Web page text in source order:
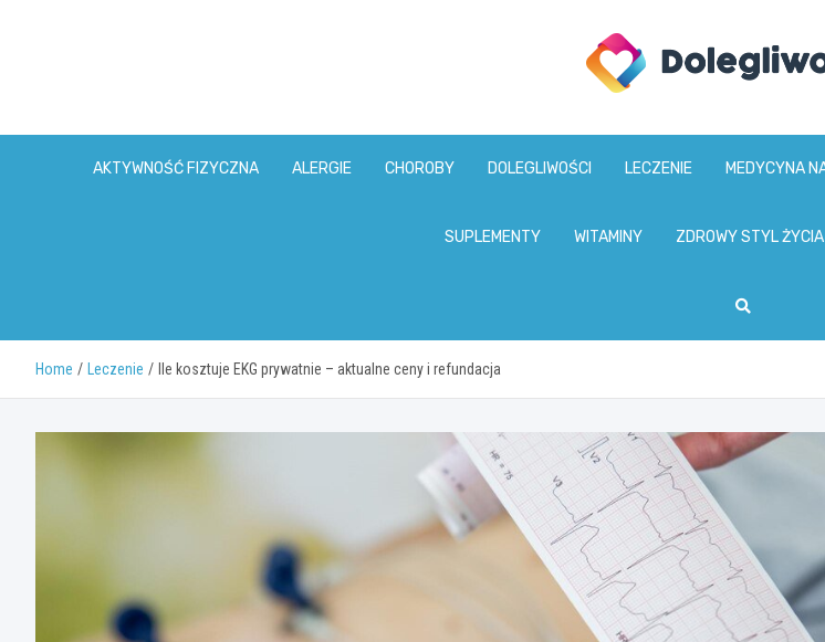
AKTYWNOŚĆ FIZYCZNA ALERGIE CHOROBY DOLEGLIWOŚCI LECZENIE MEDYCYNA
SUPLEMENTY WITAMINY ZDROWY STYL ŻYCIA
Home Leczenie Ile kosztuje EKG prywatnie – aktualne ceny i refundacja